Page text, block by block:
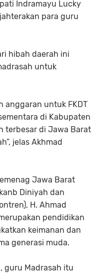
Indramayu Lucky
para guru
hibah daerah ini
untuk
anggaran untuk FKDT
di Kabupaten
terbesar di Jawa Barat
jelas Akhmad
Jawa Barat
Diniyah dan
H. Ahmad
pendidikan
keimanan dan
generasi muda.
guru Madrasah itu